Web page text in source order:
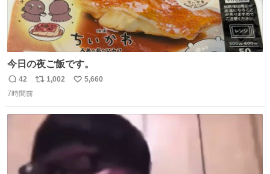
今日の夜ご飯です。
返
信
42
リ
ト
数
1,002
い
5,660
7時間前